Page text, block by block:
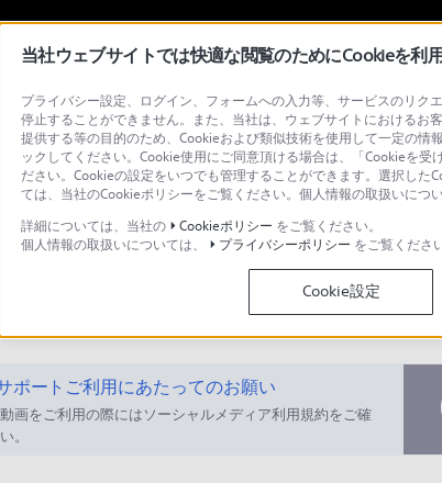
ート・お問い合わせ スポーツ／マリンスポーツ パック
取扱説明書 Q&A
ポートご利用にあたってのお願い
画をご利用の際にはソーシャルメディア利用規約をご確
。
当社ウェブサイトでは快適な閲覧のためにCookieを利
プライバシー設定、ログイン、フォームへの入力等、サービスのリ
停止することができません。また、当社は、ウェブサイトにおける
提供する等の目的のため、Cookieおよび類似技術を使用して一定の
ックしてください。Cookie使用にご同意頂ける場合は、「Cookieを
ださい。Cookieの設定をいつでも管理することができます。選択し
ては、当社のCookieポリシーをご覧ください。個人情報の取扱いにつ
詳細については、当社の
Cookieポリシー をご覧ください。
個人情報の取扱いについては、
プライバシーポリシー をご覧ください
Cookie設定